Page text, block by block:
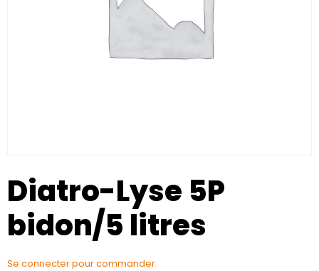
Diatro-Lyse 5P
bidon/5 litres
Se connecter pour commander